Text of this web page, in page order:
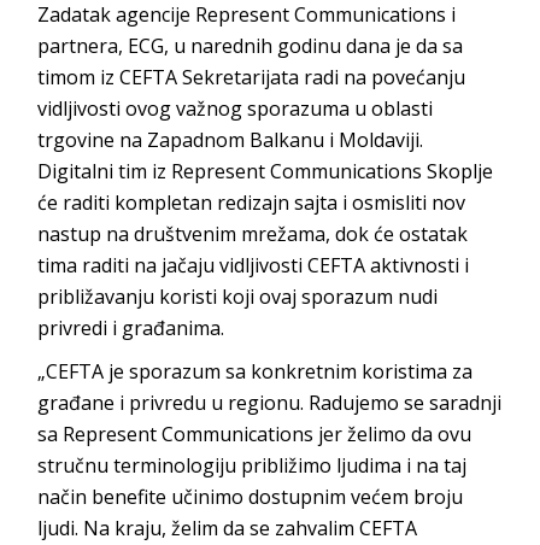
Zadatak agencije Represent Communications i
partnera, ECG, u narednih godinu dana je da sa
timom iz CEFTA Sekretarijata radi na povećanju
vidljivosti ovog važnog sporazuma u oblasti
trgovine na Zapadnom Balkanu i Moldaviji.
Digitalni tim iz Represent Communications Skoplje
će raditi kompletan redizajn sajta i osmisliti nov
nastup na društvenim mrežama, dok će ostatak
tima raditi na jačaju vidljivosti CEFTA aktivnosti i
približavanju koristi koji ovaj sporazum nudi
privredi i građanima.
„CEFTA je sporazum sa konkretnim koristima za
građane i privredu u regionu. Radujemo se saradnji
sa Represent Communications jer želimo da ovu
stručnu terminologiju približimo ljudima i na taj
način benefite učinimo dostupnim većem broju
ljudi. Na kraju, želim da se zahvalim CEFTA